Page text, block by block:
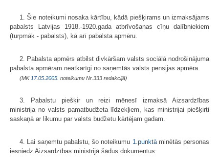
1. Šie noteikumi nosaka kārtību, kādā piešķirams un izmaksājams
pabalsts Latvijas 1918.-1920.gada atbrīvošanas cīņu dalībniekiem
(turpmāk - pabalsts), kā arī pabalsta apmēru.
2. Pabalsta apmērs atbilst divkāršam valsts sociālā nodrošinājuma
pabalsta apmēram neatkarīgi no saņemtās valsts pensijas apmēra.
(MK 17.05.2005. noteikumu Nr.333 redakcijā)
3. Pabalstu piešķir un reizi mēnesī izmaksā Aizsardzības
ministrija no valsts pamatbudžeta līdzekļiem, kas ministrijai piešķirti
saskaņā ar likumu par valsts budžetu kārtējam gadam.
4. Lai saņemtu pabalstu, šo noteikumu 1.punktāminētās personas
iesniedz Aizsardzības ministrijā šādus dokumentus: